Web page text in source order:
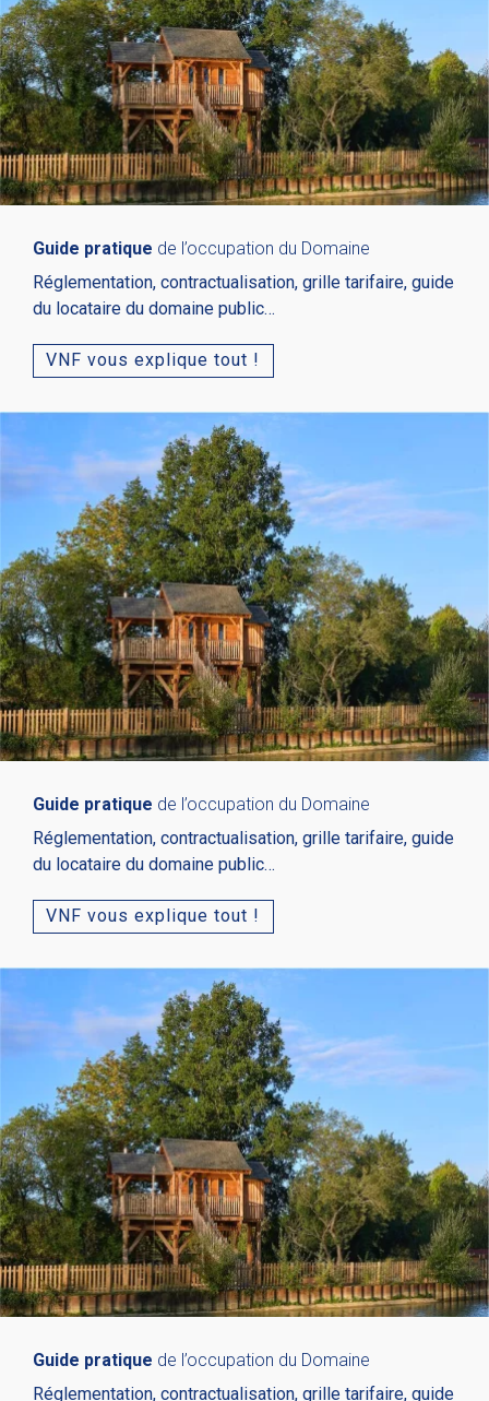
Guide pratique de l’occupation du Domaine
Réglementation, contractualisation, grille tarifaire, guide
du locataire du domaine public…
VNF vous explique tout !
Guide pratique de l’occupation du Domaine
Réglementation, contractualisation, grille tarifaire, guide
du locataire du domaine public…
VNF vous explique tout !
Guide pratique de l’occupation du Domaine
Réglementation, contractualisation, grille tarifaire, guide